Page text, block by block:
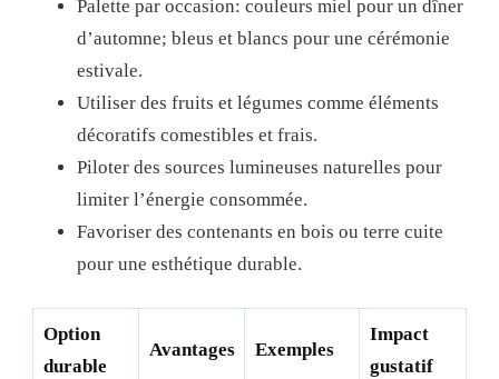
Palette par occasion: couleurs miel pour un dîner
d’automne; bleus et blancs pour une cérémonie
estivale.
Utiliser des fruits et légumes comme éléments
décoratifs comestibles et frais.
Piloter des sources lumineuses naturelles pour
limiter l’énergie consommée.
Favoriser des contenants en bois ou terre cuite
pour une esthétique durable.
Option
durable
Avantages Exemples
Impact
gustatif